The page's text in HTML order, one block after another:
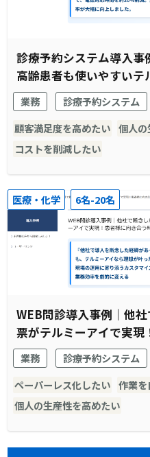
診療予約システム導入事
高齢患者も使いやすい
ック様）
業務
診療予約システム
顧客満足度を高めたい 個人
コストを削減したい
医療・化学 6名-20名
WEB問診導入事例｜他
票がテルミーアイで実現
創出に成功
業務
診療予約システム
ペーパーレス化したい 作業
個人の生産性を高めたい